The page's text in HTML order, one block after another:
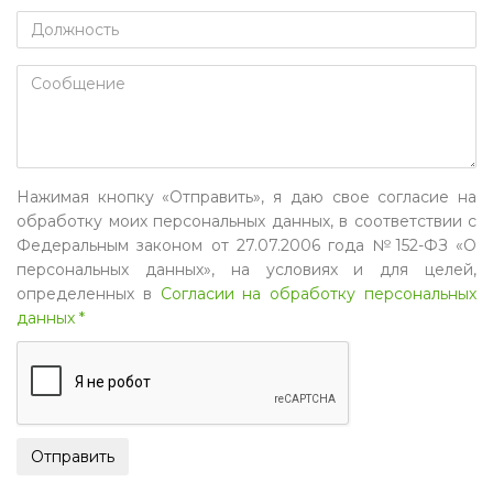
Нажимая кнопку «Отправить», я даю свое согласие на
обработку моих персональных данных, в соответствии с
Федеральным законом от 27.07.2006 года №152-ФЗ «О
персональных данных», на условиях и для целей,
определенных в Согласии на обработку персональных
данных *